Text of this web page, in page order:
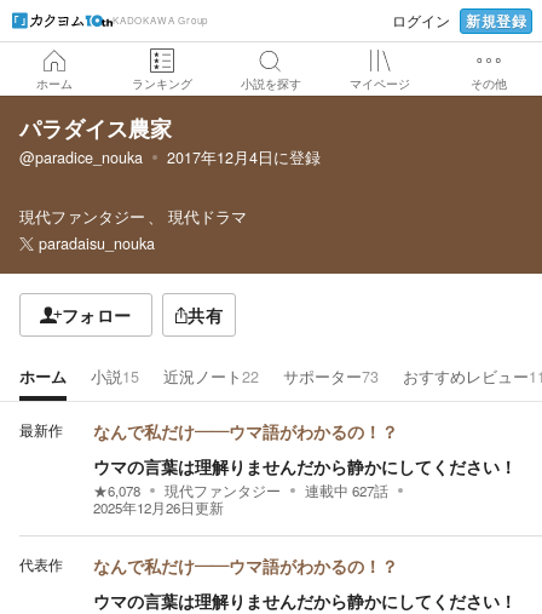
KADOKAWA Group ログイン 新規登録
ホーム ランキング 小説を探す マイページ その他
パラダイス農家
@paradice_nouka 2017年12月4日に登録
現代ファンタジー
現代ドラマ
paradaisu_nouka
フォロー 共有
ホーム 小説15 近況ノート22 サポーター73 おすすめレビュー
最新作 なんで私だけ——ウマ語がわかるの！？
ウマの言葉は理解りませんだから静かにしてください！
★6,078 現代ファンタジー 連載中 627話
2025年12月26日更新
代表作 なんで私だけ——ウマ語がわかるの！？
ウマの言葉は理解りませんだから静かにしてください！